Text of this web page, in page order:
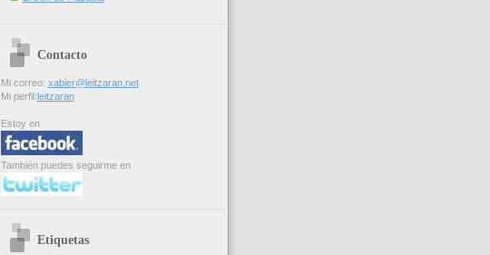
Contacto
Mi correo: xabier@leitzaran.net
Mi perfil: leitzaran
Estoy en
También puedes seguirme en
Etiquetas